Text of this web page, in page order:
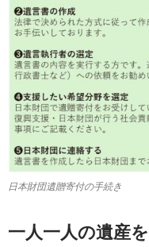
日本財団遺贈寄付の手続き
一人一人の遺産